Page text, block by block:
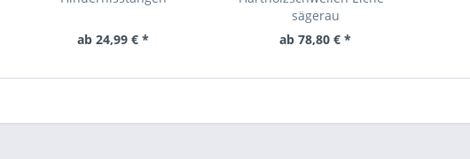
ab 24,99 € *
sägerau
ab 78,80 € *